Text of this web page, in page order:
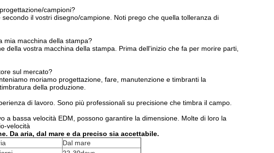
campioni?
il vostri disegno/campione. Noti prego che quella tolleranza di
mia macchina della stampa?
della vostra macchina della stampa. Prima dell'inizio che fa per morire parti,
sul mercato?
moriamo progettazione, fare, manutenzione e timbranti la
della produzione.
di lavoro. Sono più professionali su precisione che timbra il campo.
a bassa velocità EDM, possono garantire la dimensione. Molte di loro la
velocità
Da aria, dal mare e da preciso sia accettabile.
Dal mare